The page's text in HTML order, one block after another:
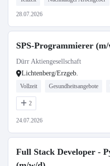
28.07.2026
SPS-Programmierer
Dürr Aktiengesellschaft
Lichtenberg/Erzgeb.
Vollzeit Gesundheitsangebote
2
24.07.2026
Full Stack Developer -